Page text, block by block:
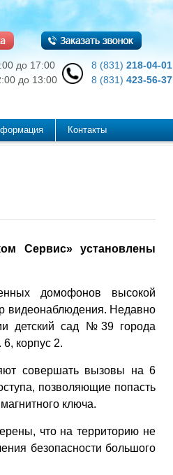
до 17:00
до 13:00
8 (831) 218-04-01
8 (831) 423-56-37
Контакты
Сервис» установлены
домофонов высокой
видеонаблюдения. Недавно
детский сад №39 города
корпус 2.
совершать вызовы на 6
позволяющие попасть
ключа.
что на территорию не
безопасности большого